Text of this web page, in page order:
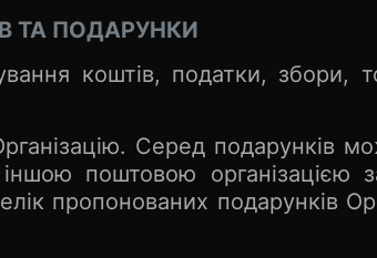
ТА ПОДАРУНКИ
коштів, податки, збори,
Серед подарунків
поштовою організацією
пропонованих подарунків